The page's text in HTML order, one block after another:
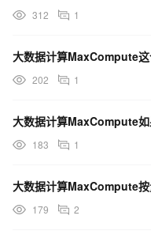
312 1
202 1
183 1
大数据计算MaxCompute按
179 2